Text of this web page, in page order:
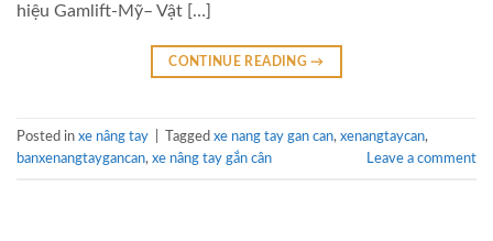
hiệu Gamlift-Mỹ– Vật […]
CONTINUE READING→
Posted in xe nâng tay Tagged xe nang tay gan can, xenangtaycan,
banxenangtaygancan, xe nâng tay gắn cân Leave a comment